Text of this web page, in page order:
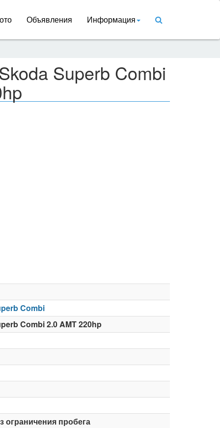
Объявления Информация
Superb Combi
Combi
Combi 2.0 AMT 220hp
ограничения пробега